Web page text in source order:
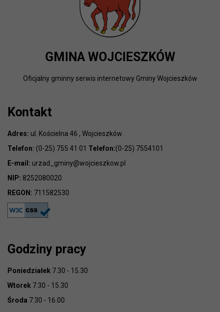
GMINA WOJCIESZKÓW
Oficjalny gminny serwis internetowy Gminy Wojcieszków
Kontakt
Adres: ul. Kościelna 46 , Wojcieszków
Telefon: (0-25) 755 41 01 Telefon:(0-25) 7554101
E-mail: urzad_gminy@wojcieszkow.pl
NIP: 8252080020
REGON: 711582530
Godziny pracy
Poniedziałek 7.30 - 15.30
Wtorek 7.30 - 15.30
Środa 7.30 - 16.00